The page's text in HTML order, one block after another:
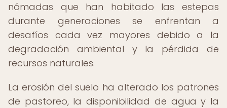
nómadas que han habitado las estepas
durante generaciones se enfrentan a
desafíos cada vez mayores debido a la
degradación ambiental y la pérdida de
recursos naturales.
La erosión del suelo ha alterado los patrones
de pastoreo, la disponibilidad de agua y la